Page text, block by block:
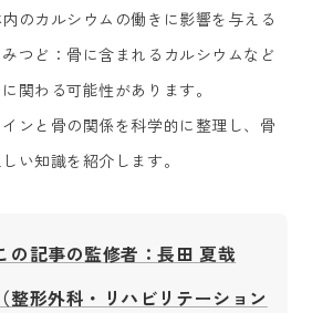
のカルシウムの働きに影響を与える
つど：骨に含まれるカルシウムなど
関わる可能性があります。
ンと骨の関係を科学的に整理し、骨
い知識を紹介します。
の記事の監修者：長田 夏哉
（整形外科・リハビリテーション